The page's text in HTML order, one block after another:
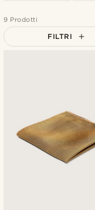
9 Prodotti
FILTRI